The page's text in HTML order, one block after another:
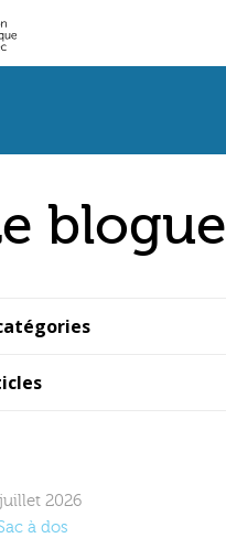
blogue
2026
à dos